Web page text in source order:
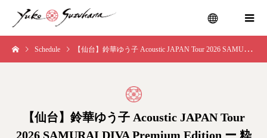
menu
Schedule 【仙台】鈴華ゆう子 Acoustic JAPAN Tour 2026 SAMURAI DIVA Premium Edition ー 粋 と 麗 ー
【仙台】鈴華ゆう子 Acoustic JAPAN Tour
2026 SAMURAI DIVA Premium Edition ー 粋